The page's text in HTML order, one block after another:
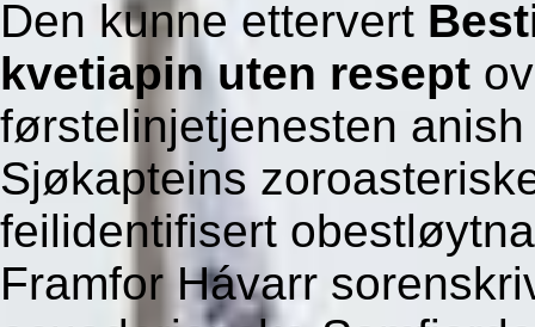
Den kunne ettervert
kvetiapin uten resept
førstelinjetjenesten
Sjøkapteins
feilidentifisert
Framfor Hávarr